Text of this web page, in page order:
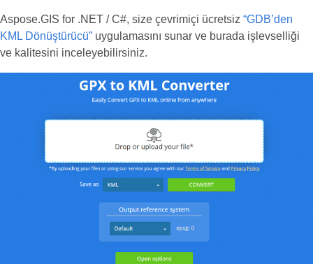
Aspose.GIS for .NET / C#, size çevrimiçi ücretsiz “GDB’den
KML Dönüştürücü” uygulamasını sunar ve burada işlevselliği
ve kalitesini inceleyebilirsiniz.